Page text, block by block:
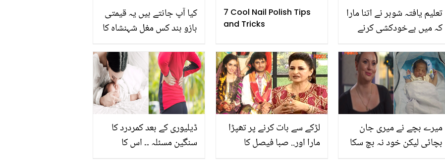
کیا آپ جانتے ہیں یہ قیمتی
بازو بند کس مغل شہنشاہ کا
ہوش اڑ گے
7 Cool Nail Polish Tips
and Tricks
تعلیم یافتہ شوہر نے اتنا مارا
کہ میں بےخودکشی کرنے
ڈگری کا مطلب اچھا کردار
نہیں ہوتا! افسوسناک کہانی
ڈیلیوری کے بعد کمردرد کا
سنگین مسئلہ ۔۔ اس کا
لڑکے سے بات کرنے پر تھپڑا
مارا اور.. صبا فیصل کا
میرے بچے نے میری جان
بچائی لیکن خود نہ بچ سکا